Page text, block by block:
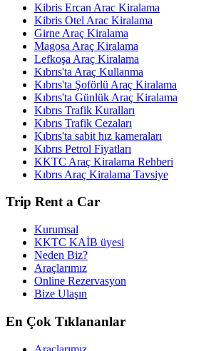
Kibris Ercan Arac Kiralama
Kibris Otel Arac Kiralama
Girne Araç Kiralama
Magosa Araç Kiralama
Lefkoşa Araç Kiralama
Kıbrıs'ta Araç Kullanma
Kıbrıs'ta Şoförlü Araç Kiralama
Kıbrıs'ta Günlük Araç Kiralama
Kıbrıs Trafik Kuralları
Kıbrıs Trafik Cezaları
Kıbrıs'ta sabit hız kameraları
Kıbrıs Petrol Fiyatları
KKTC Araç Kiralama Rehberi
Kıbrıs Araç Kiralama Tavsiye
Trip Rent a Car
Kurumsal
KKTC KAİB üyesi
Neden Biz?
Araçlarımız
Online Rezervasyon
Bize Ulaşın
En Çok Tıklananlar